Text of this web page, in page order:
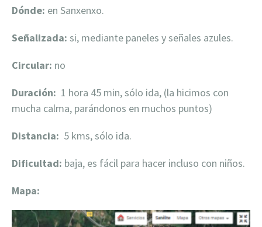
Dónde: en Sanxenxo.
Señalizada: si, mediante paneles y señales azules.
Circular: no
Duración: 1 hora 45 min, sólo ida, (la hicimos con
mucha calma, parándonos en muchos puntos)
Distancia: 5 kms, sólo ida.
Dificultad: baja, es fácil para hacer incluso con niños.
Mapa: